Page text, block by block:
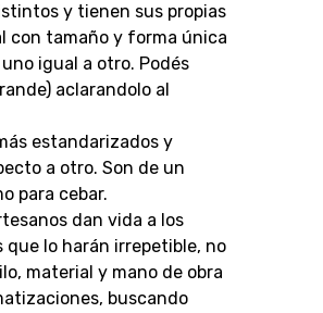
y tienen sus propias
con tamaño y forma única
igual a otro. Podés
aclarandolo al
estandarizados y
a otro. Son de un
para cebar.
dan vida a los
que lo harán irrepetible, no
material y mano de obra
buscando